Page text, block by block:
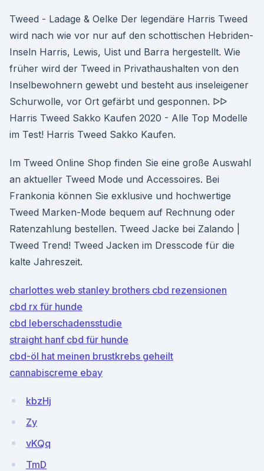
Tweed - Ladage & Oelke Der legendäre Harris Tweed
wird nach wie vor nur auf den schottischen Hebriden-
Inseln Harris, Lewis, Uist und Barra hergestellt. Wie
früher wird der Tweed in Privathaushalten von den
Inselbewohnern gewebt und besteht aus inseleigener
Schurwolle, vor Ort gefärbt und gesponnen. ᐅᐅ
Harris Tweed Sakko Kaufen 2020 - Alle Top Modelle
im Test! Harris Tweed Sakko Kaufen.
Im Tweed Online Shop finden Sie eine große Auswahl
an aktueller Tweed Mode und Accessoires. Bei
Frankonia können Sie exklusive und hochwertige
Tweed Marken-Mode bequem auf Rechnung oder
Ratenzahlung bestellen. Tweed Jacke bei Zalando |
Tweed Trend! Tweed Jacken im Dresscode für die
kalte Jahreszeit.
charlottes web stanley brothers cbd rezensionen
cbd rx für hunde
cbd leberschadensstudie
straight hanf cbd für hunde
cbd-öl hat meinen brustkrebs geheilt
cannabiscreme ebay
kbzHj
Zy
vKQq
TmD